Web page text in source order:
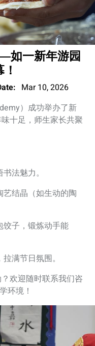
如一新年游园
Mar 10, 2026
）成功举办了新
十足，师生家长共聚
法魅力。
结晶（如生动的陶
饺子，锻炼动手能
满节日氛围。
欢迎随时联系我们咨
环境！